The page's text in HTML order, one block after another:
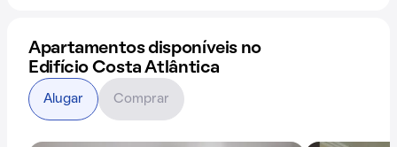
Apartamentos disponíveis no
Edifício Costa Atlântica
Alugar Comprar